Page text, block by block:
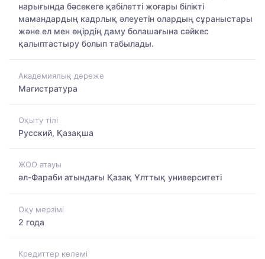
нарығында бәсекеге қабілетті жоғары білікті
мамандардың кадрлық әлеуетін олардың сұраныстары
және ел мен өңірдің даму болашағына сәйкес
қалыптастыру болып табылады.
Академиялық дәреже
Магистратура
Оқыту тілі
Русский, Қазақша
ЖОО атауы
әл-Фараби атындағы Қазақ Ұлттық университеті
Оқу мерзімі
2 года
Кредиттер көлемі